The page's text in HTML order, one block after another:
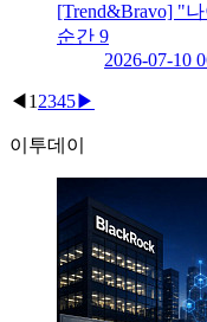
[Trend&Bravo] "
순간 9
2026-07-10
◀ 1 2345▶
이투데이